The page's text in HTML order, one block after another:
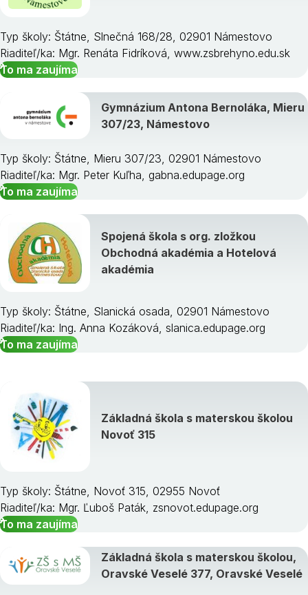
Typ školy: Štátne, Slnečná 168/28, 02901 Námestovo
Riaditeľ/ka: Mgr. Renáta Fidríková, www.zsbrehyno.edu.sk
To ma zaujíma
Gymnázium Antona Bernoláka, Mieru
307/23, Námestovo
Typ školy: Štátne, Mieru 307/23, 02901 Námestovo
Riaditeľ/ka: Mgr. Peter Kuľha, gabna.edupage.org
To ma zaujíma
Spojená škola s org. zložkou
Obchodná akadémia a Hotelová
akadémia
Typ školy: Štátne, Slanická osada, 02901 Námestovo
Riaditeľ/ka: Ing. Anna Kozáková, slanica.edupage.org
To ma zaujíma
Základná škola s materskou školou
Novoť 315
Typ školy: Štátne, Novoť 315, 02955 Novoť
Riaditeľ/ka: Mgr. Ľuboš Paták, zsnovot.edupage.org
To ma zaujíma
Základná škola s materskou školou,
Oravské Veselé 377, Oravské Veselé